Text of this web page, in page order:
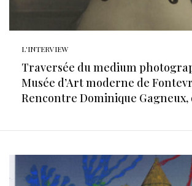
L'INTERVIEW
Traversée du medium
Musée d’Art moderne de
Rencontre Dominique